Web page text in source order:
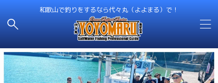
和歌山で釣りをするなら代々丸（よよまる）で！